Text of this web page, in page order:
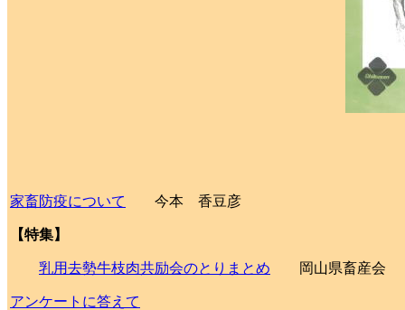
家畜防疫について 今本 香豆彦
【特集】
乳用去勢牛枝肉共励会のとりまとめ 岡山県畜産会
アンケートに答えて